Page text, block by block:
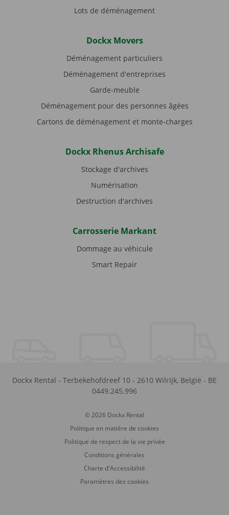
Lots de déménagement
Dockx Movers
Déménagement particuliers
Déménagement d'entreprises
Garde-meuble
Déménagement pour des personnes âgées
Cartons de déménagement et monte-charges
Dockx Rhenus Archisafe
Stockage d'archives
Numérisation
Destruction d'archives
Carrosserie Markant
Dommage au véhicule
Smart Repair
Dockx Rental - Terbekehofdreef 10 - 2610 Wilrijk, België - BE
0449.245.996
© 2026 Dockx Rental
Politique en matière de cookies
Politique de respect de la vie privée
Conditions générales
Charte d'Accessibilité
Paramètres des cookies